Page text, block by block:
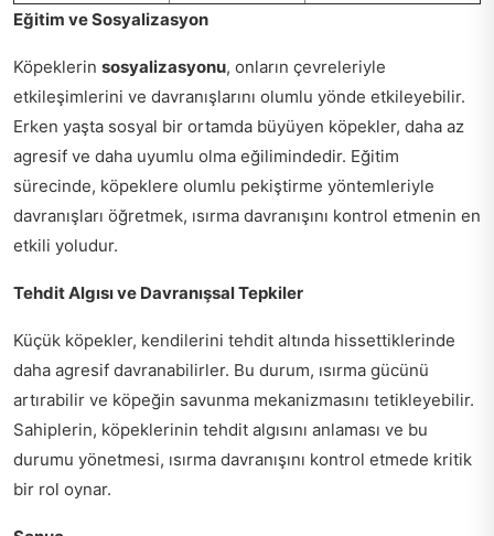
Eğitim ve Sosyalizasyon
Köpeklerin sosyalizasyonu, onların çevreleriyle
etkileşimlerini ve davranışlarını olumlu yönde etkileyebilir.
Erken yaşta sosyal bir ortamda büyüyen köpekler, daha az
agresif ve daha uyumlu olma eğilimindedir. Eğitim
sürecinde, köpeklere olumlu pekiştirme yöntemleriyle
davranışları öğretmek, ısırma davranışını kontrol etmenin en
etkili yoludur.
Tehdit Algısı ve Davranışsal Tepkiler
Küçük köpekler, kendilerini tehdit altında hissettiklerinde
daha agresif davranabilirler. Bu durum, ısırma gücünü
artırabilir ve köpeğin savunma mekanizmasını tetikleyebilir.
Sahiplerin, köpeklerinin tehdit algısını anlaması ve bu
durumu yönetmesi, ısırma davranışını kontrol etmede kritik
bir rol oynar.